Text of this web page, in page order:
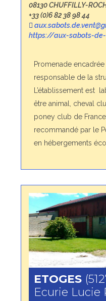
08130 CHUFFILLY-
+33 (0)6 82 38 98 44
https://aux-sabots-
Promenade encadrée
responsable de la
L’établissement est
être animal, cheval
poney club de
recommandé par le
en hébergements
ETOGES
Ecurie Lucie